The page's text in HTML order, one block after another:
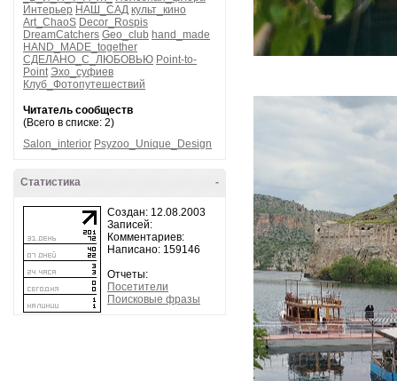
Интерьер НАШ_САД культ_кино
Art_ChaoS Decor_Rospis
DreamCatchers Geo_club hand_made
HAND_MADE_together
СДЕЛАНО_С_ЛЮБОВЬЮ Point-to-
Point Эхо_суфиев
Клуб_Фотопутешествий
Читатель сообществ
(Всего в списке: 2)
Salon_interior Psyzoo_Unique_Design
-
Статистика
Создан: 12.08.2003
Записей:
Комментариев:
Написано: 159146
Отчеты:
Посетители
Поисковые фразы